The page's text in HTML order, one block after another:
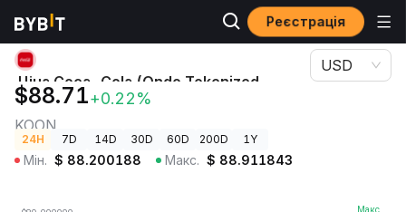
Реєстрація
Ціни криптовалют Ціна Coca-Cola (Ondo Tokenized Stock) KOON
Ціна Coca-Cola (Ondo Tokenized
Stock)
KOON
$88.71+0.22%
USD
24H 7D 14D 30D 60D 200D 1Y
Мін. $ 88.200188 Макс. $ 88.911843